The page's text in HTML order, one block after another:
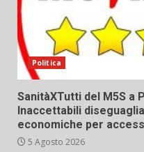
Politica
SanitàXTutti del M5S a
Inaccettabili
economiche per
5 Agosto 2026